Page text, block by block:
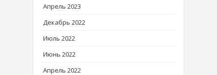
Апрель 2023
Декабрь 2022
Июль 2022
Июнь 2022
Апрель 2022